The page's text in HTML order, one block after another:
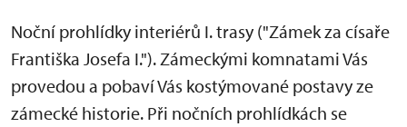
Noční prohlídky interiérů I. trasy ("Zámek za císaře
Františka Josefa I."). Zámeckými komnatami Vás
provedou a pobaví Vás kostýmované postavy ze
zámecké historie. Při nočních prohlídkách se